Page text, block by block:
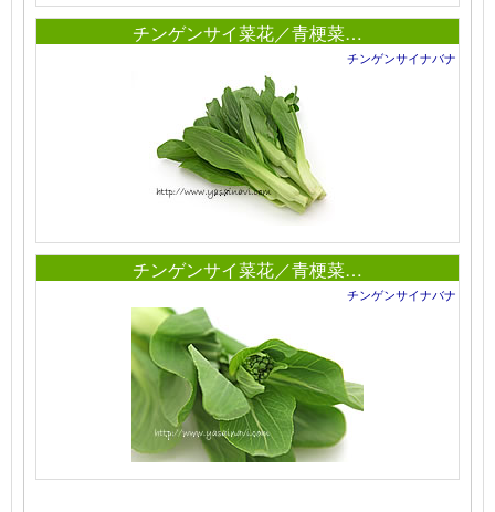
チンゲンサイ菜花／青梗菜…
チンゲンサイナバナ
チンゲンサイ菜花／青梗菜…
チンゲンサイナバナ